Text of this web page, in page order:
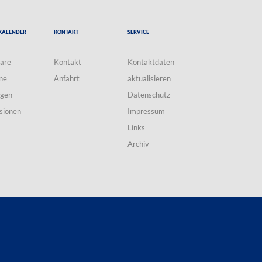
Kontakt
Kontakt
Anfahrt
Service
Kontaktdaten
aktualisieren
Datenschutz
Impressum
Links
Archiv